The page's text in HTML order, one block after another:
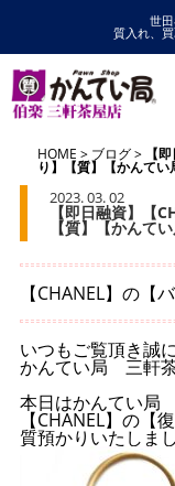
世
質入れ、
HOME ブログ 【
り】【質】【かんてい
2023. 03. 02
【即日融資】【
【質】【かんて
【CHANEL】の
いつもご覧頂き誠
かんてい局 三軒茶
本日はかんてい局
【CHANEL】の【
質預かりいたしま